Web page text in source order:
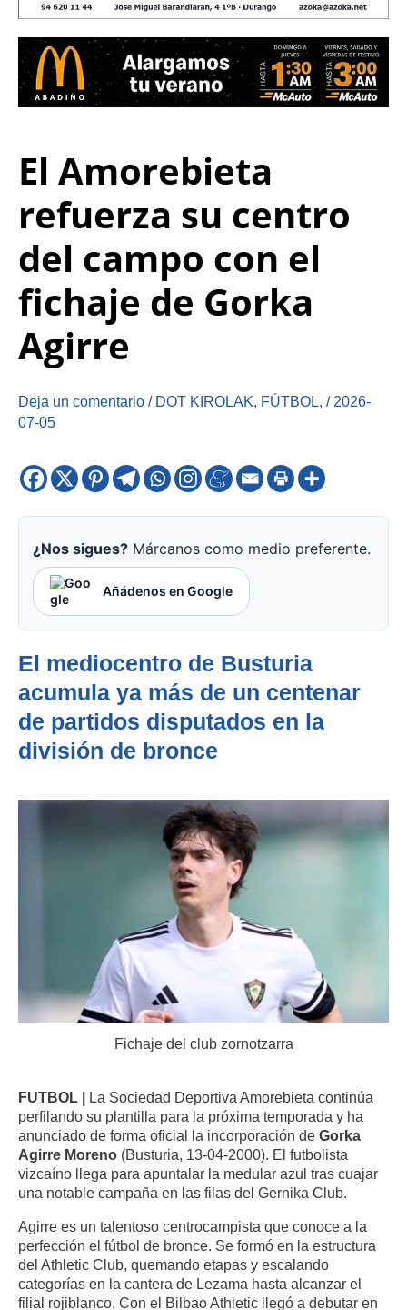
El Amorebieta
refuerza su centro
del campo con el
fichaje de Gorka
Agirre
Deja un comentario / DOT KIROLAK, FÚTBOL, / 2026-
07-05
¿Nos sigues? Márcanos como medio preferente.
Añádenos en Google
El mediocentro de Busturia
acumula ya más de un centenar
de partidos disputados en la
división de bronce
Fichaje del club zornotzarra
FUTBOL | La Sociedad Deportiva Amorebieta continúa
perfilando su plantilla para la próxima temporada y ha
anunciado de forma oficial la incorporación de Gorka
Agirre Moreno (Busturia, 13-04-2000). El futbolista
vizcaíno llega para apuntalar la medular azul tras cuajar
una notable campaña en las filas del Gernika Club.
Agirre es un talentoso centrocampista que conoce a la
perfección el fútbol de bronce. Se formó en la estructura
del Athletic Club, quemando etapas y escalando
categorías en la cantera de Lezama hasta alcanzar el
filial rojiblanco. Con el Bilbao Athletic llegó a debutar en